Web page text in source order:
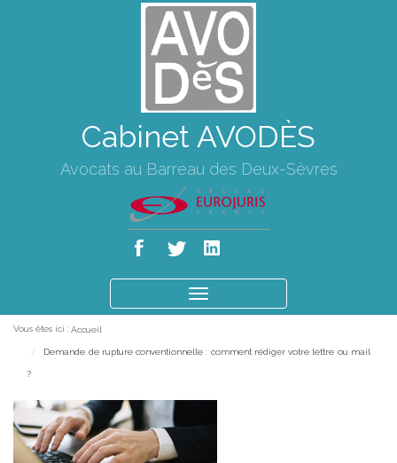
Cabinet AVODÈS
Avocats au Barreau des Deux-Sèvres
le
Vous êtes ici : Accueil
Demande de rupture conventionnelle : comment rédiger votre lettre ou mail
?